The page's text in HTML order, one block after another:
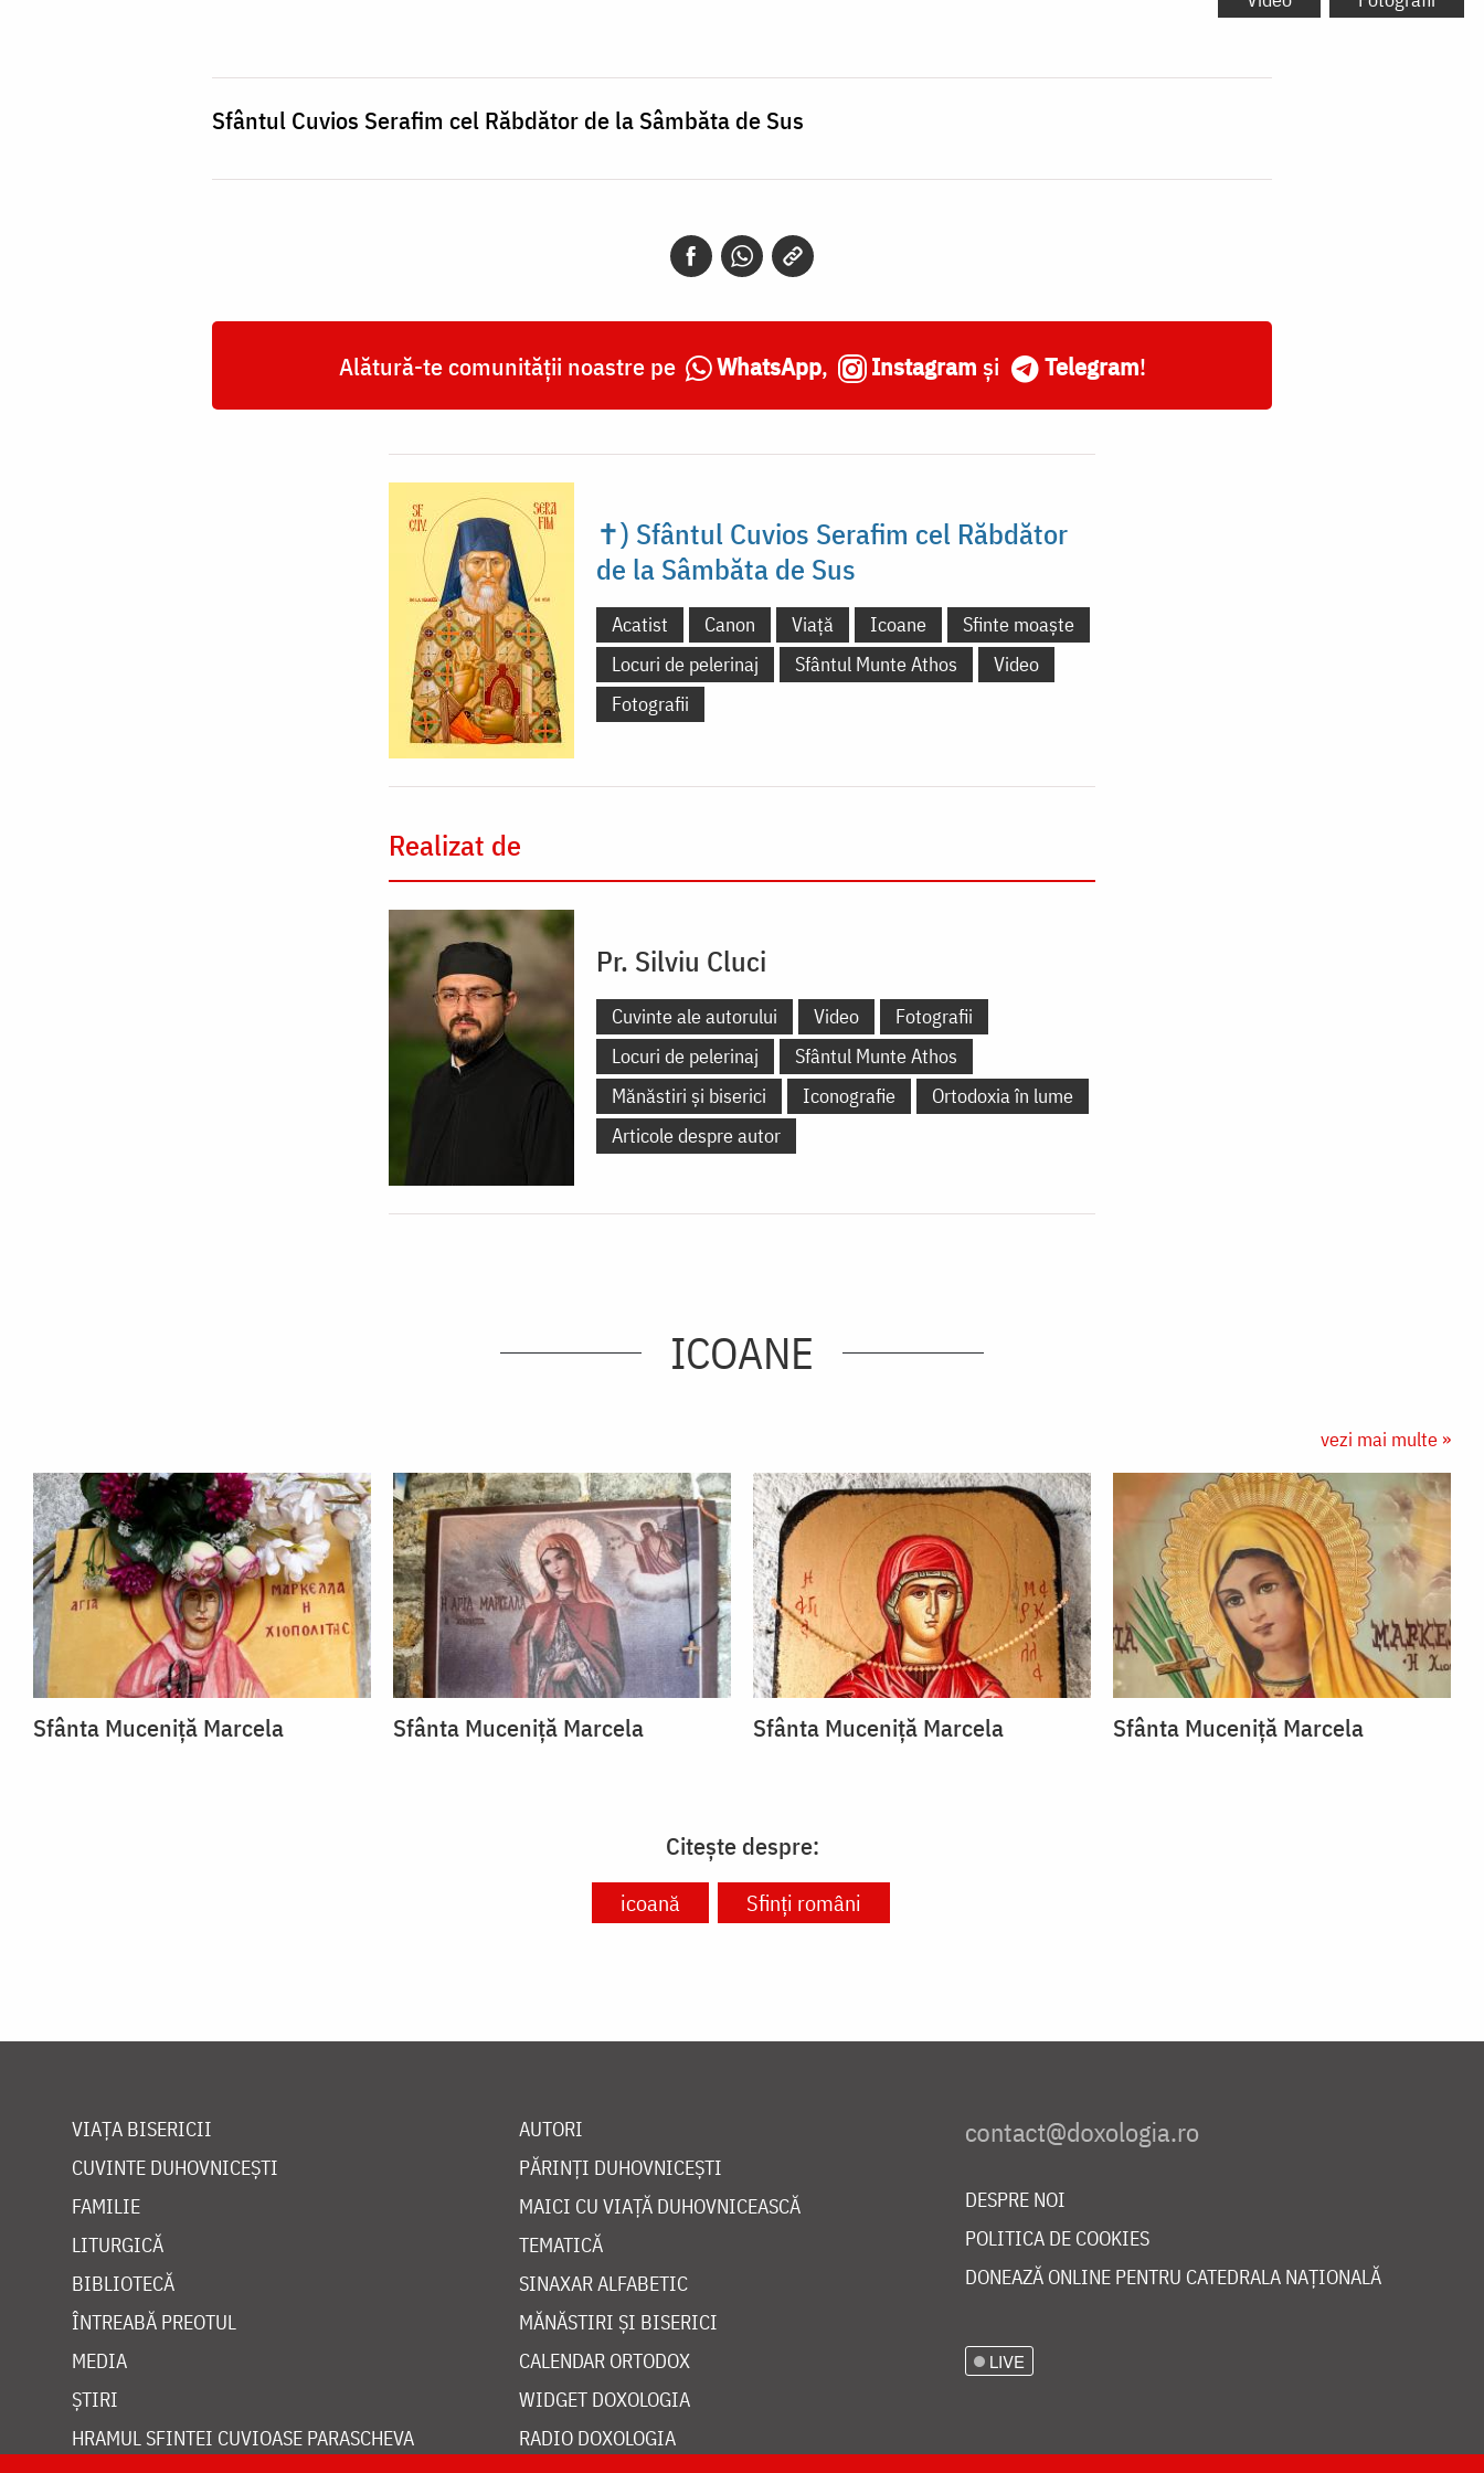
Sfântul Cuvios Serafim cel Răbdător de la Sâmbăta de Sus
Alătură-te comunității noastre pe WhatsApp, Instagram și Telegram!
✝) Sfântul Cuvios Serafim cel Răbdător
de la Sâmbăta de Sus
Acatist Canon Viață Icoane
Sfinte moaște
Locuri de pelerinaj
Sfântul Munte Athos
Video
Fotografii
Realizat de
Pr. Silviu Cluci
Cuvinte ale autorului Video
Fotografii
Locuri de pelerinaj
Sfântul Munte Athos
Mănăstiri și biserici
Iconografie
Ortodoxia în lume
Articole despre autor
ICOANE
vezi mai multe »
Sfânta Muceniță Marcela Sfânta Muceniță Marcela Sfânta Muceniță Marcela Sfânta Muceniță Marcela
Citește despre:
icoană Sfinți români
VIAȚA BISERICII
CUVINTE DUHOVNICEȘTI
FAMILIE
LITURGICĂ
BIBLIOTECĂ
ÎNTREABĂ PREOTUL
MEDIA
ȘTIRI
HRAMUL SFINTEI CUVIOASE PARASCHEVA
AUTORI
PĂRINȚI DUHOVNICEȘTI
MAICI CU VIAȚĂ DUHOVNICEASCĂ
TEMATICĂ
SINAXAR ALFABETIC
MĂNĂSTIRI ȘI BISERICI
CALENDAR ORTODOX
WIDGET DOXOLOGIA
RADIO DOXOLOGIA
DESPRE NOI
POLITICA DE COOKIES
DONEAZĂ ONLINE PENTRU CATEDRALA NAȚIONALĂ
LIVE